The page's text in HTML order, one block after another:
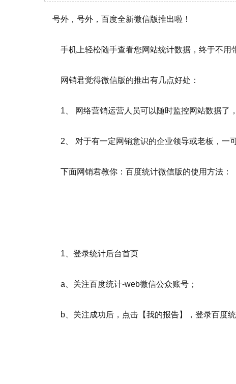
号外，号外，百度全新微信版推出啦！
手机上轻松随手查看您网站统计数据，终于不用
网销君觉得微信版的推出有几点好处 ：
1、 网络营销运营人员可以随时监控网站数据了，
2、 对于有一定网销意识的企业领导或老板，一可
下面网销君教你：百度统计微信版的使用方法：
1、登录统计后台首页
a、关注百度统计-web微信公众账号；
b、关注成功后，点击【我的报告】，登录百度统